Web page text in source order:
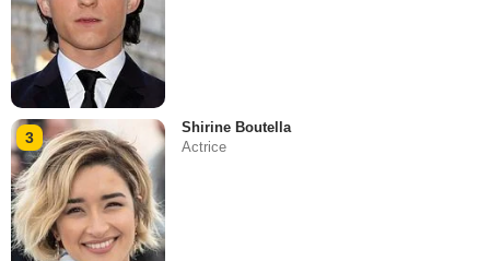
3
Shirine Boutella
Actrice